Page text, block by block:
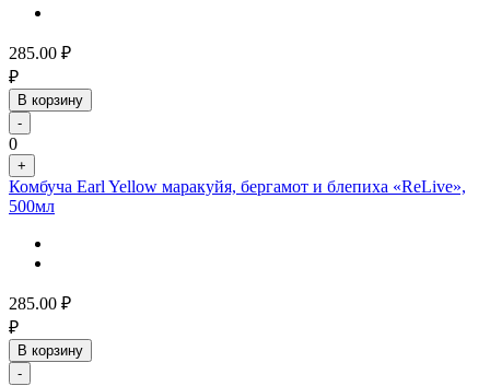
285.00 ₽
₽
В корзину
-
0
+
Комбуча Earl Yellow маракуйя, бергамот и блепиха «ReLive»,
500мл
285.00 ₽
₽
В корзину
-